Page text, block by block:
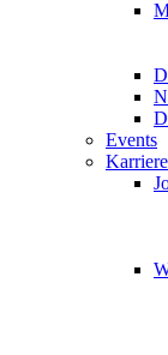
Events
Karriere